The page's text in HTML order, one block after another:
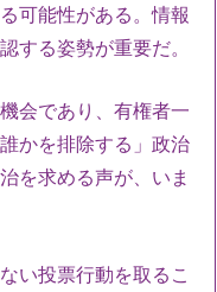
可能性がある。情報
する姿勢が重要だ。
会であり、有権者一
かを排除する」政治
を求める声が、いま
い投票行動を取るこ